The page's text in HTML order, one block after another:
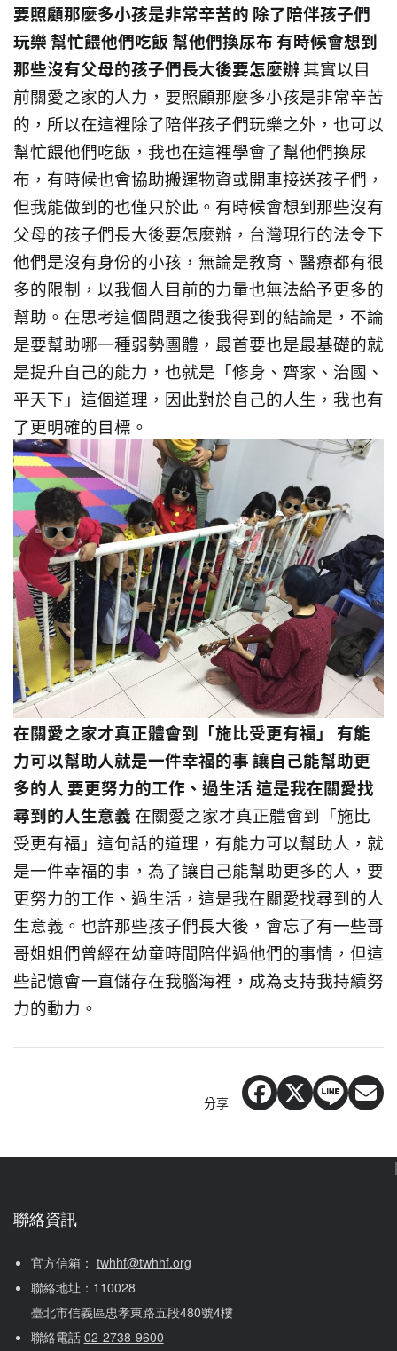
要照顧那麼多小孩是非常辛苦的 除了陪伴孩子們
玩樂 幫忙餵他們吃飯 幫他們換尿布有時候會想到
那些沒有父母的孩子們長大後要怎麼辦 其實以目
前關愛之家的人力，要照顧那麼多小孩是非常辛苦
的，所以在這裡除了陪伴孩子們玩樂之外，也可以
幫忙餵他們吃飯，我也在這裡學會了幫他們換尿
布，有時候也會協助搬運物資或開車接送孩子們，
但我能做到的也僅只於此。有時候會想到那些沒有
父母的孩子們長大後要怎麼辦，台灣現行的法令下
他們是沒有身份的小孩，無論是教育、醫療都有很
多的限制，以我個人目前的力量也無法給予更多的
幫助。在思考這個問題之後我得到的結論是，不論
是要幫助哪一種弱勢團體，最首要也是最基礎的就
是提升自己的能力，也就是「修身、齊家、治國、
平天下」這個道理，因此對於自己的人生，我也有
了更明確的目標。
在關愛之家才真正體會到「施比受更有福」 有能
力可以幫助人就是一件幸福的事 讓自己能幫助更
多的人 要更努力的工作、過生活 這是我在關愛找
尋到的人生意義在關愛之家才真正體會到「施比
受更有福」這句話的道理，有能力可以幫助人，就
是一件幸福的事，為了讓自己能幫助更多的人，要
更努力的工作、過生活，這是我在關愛找尋到的人
生意義。也許那些孩子們長大後，會忘了有一些哥
哥姐姐們曾經在幼童時間陪伴過他們的事情，但這
些記憶會一直儲存在我腦海裡，成為支持我持續努
力的動力。
分享
聯絡資訊
官方信箱： twhhf@twhhf.org
聯絡地址：110028
臺北市信義區忠孝東路五段480號4樓
聯絡電話 02-2738-9600